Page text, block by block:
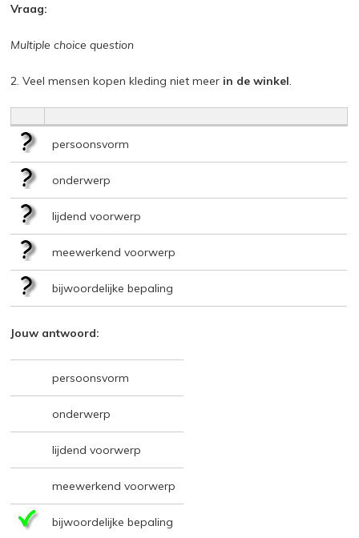
Vraag:
Multiple choice question
2. Veel mensen kopen kleding niet meer in de winkel.
persoonsvorm
onderwerp
lijdend voorwerp
meewerkend voorwerp
bijwoordelijke bepaling
Jouw antwoord:
persoonsvorm
onderwerp
lijdend voorwerp
meewerkend voorwerp
bijwoordelijke bepaling